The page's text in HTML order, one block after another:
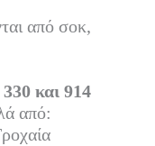
από σοκ,
και 914
από: